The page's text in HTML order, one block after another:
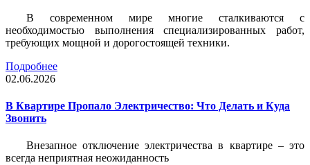
В современном мире многие сталкиваются с
необходимостью выполнения специализированных работ,
требующих мощной и дорогостоящей техники.
Подробнее
02.06.2026
В Квартире Пропало Электричество: Что Делать и Куда
Звонить
Внезапное отключение электричества в квартире – это
всегда неприятная неожиданность